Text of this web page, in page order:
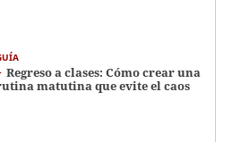
Regreso a clases: Cómo crear una
matutina que evite el caos